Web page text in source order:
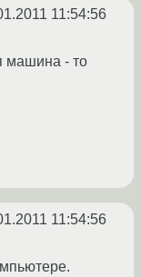
11:54:56
машина - то
11:54:56